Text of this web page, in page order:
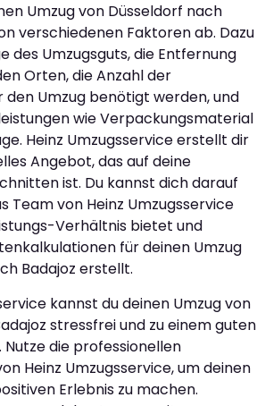
Umzug von Düsseldorf nach
verschiedenen Faktoren ab. Dazu
des Umzugsguts, die Entfernung
Orten, die Anzahl der
den Umzug benötigt werden, und
wie Verpackungsmaterial
Heinz Umzugsservice erstellt dir
Angebot, das auf deine
ist. Du kannst dich darauf
Team von Heinz Umzugsservice
Verhältnis bietet und
für deinen Umzug
Badajoz erstellt.
kannst du deinen Umzug von
stressfrei und zu einem guten
Nutze die professionellen
Heinz Umzugsservice, um deinen
Erlebnis zu machen.